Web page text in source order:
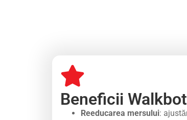
Beneficii
Reeducarea mersului: